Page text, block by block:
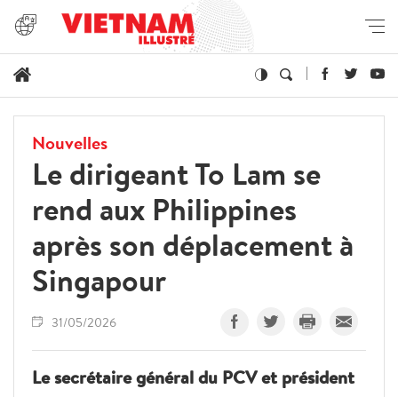
Nouvelles
Le dirigeant To Lam se
rend aux Philippines
après son déplacement à
Singapour
31/05/2026
Le secrétaire général du PCV et président